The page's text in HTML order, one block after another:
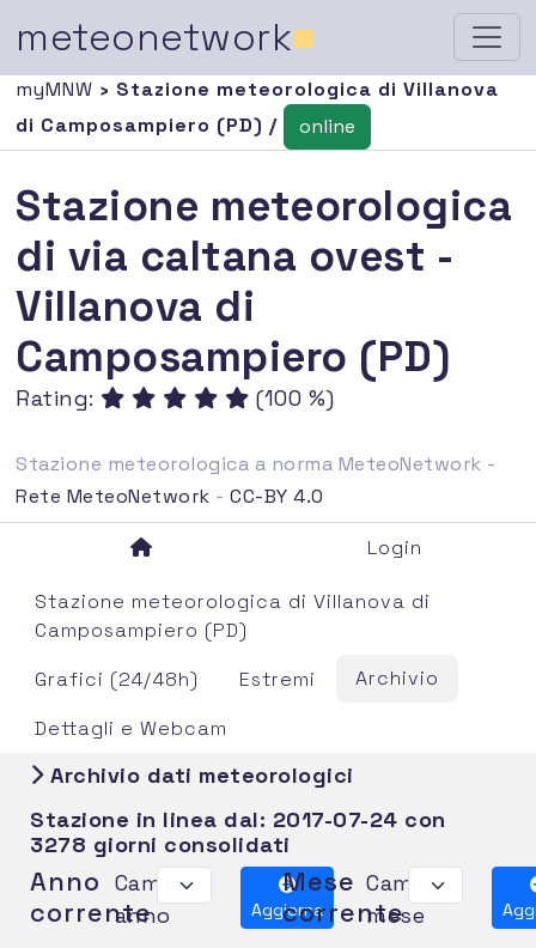
meteonetwork■
myMNW › Stazione meteorologica di Villanova
di Camposampiero (PD) /
online
Stazione meteorologica
di via caltana ovest -
Villanova di
Camposampiero (PD)
Rating: (100 %)
Stazione meteorologica a norma MeteoNetwork -
Rete MeteoNetwork -CC-BY 4.0
Login
Stazione meteorologica di Villanova di
Camposampiero (PD)
Grafici (24/48h)
Estremi
Archivio
Dettagli e Webcam
Archivio dati meteorologici
Stazione in linea dal: 2017-07-24 con
3278 giorni consolidati
Anno
corrente
Cambia
anno
Aggiorna
Mese
corrente
Cambia
mese